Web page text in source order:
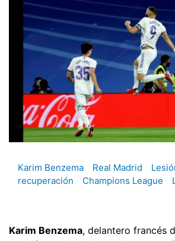
Karim Benzema Real Madrid
recuperación
Champions League
Karim Benzema, delantero francés